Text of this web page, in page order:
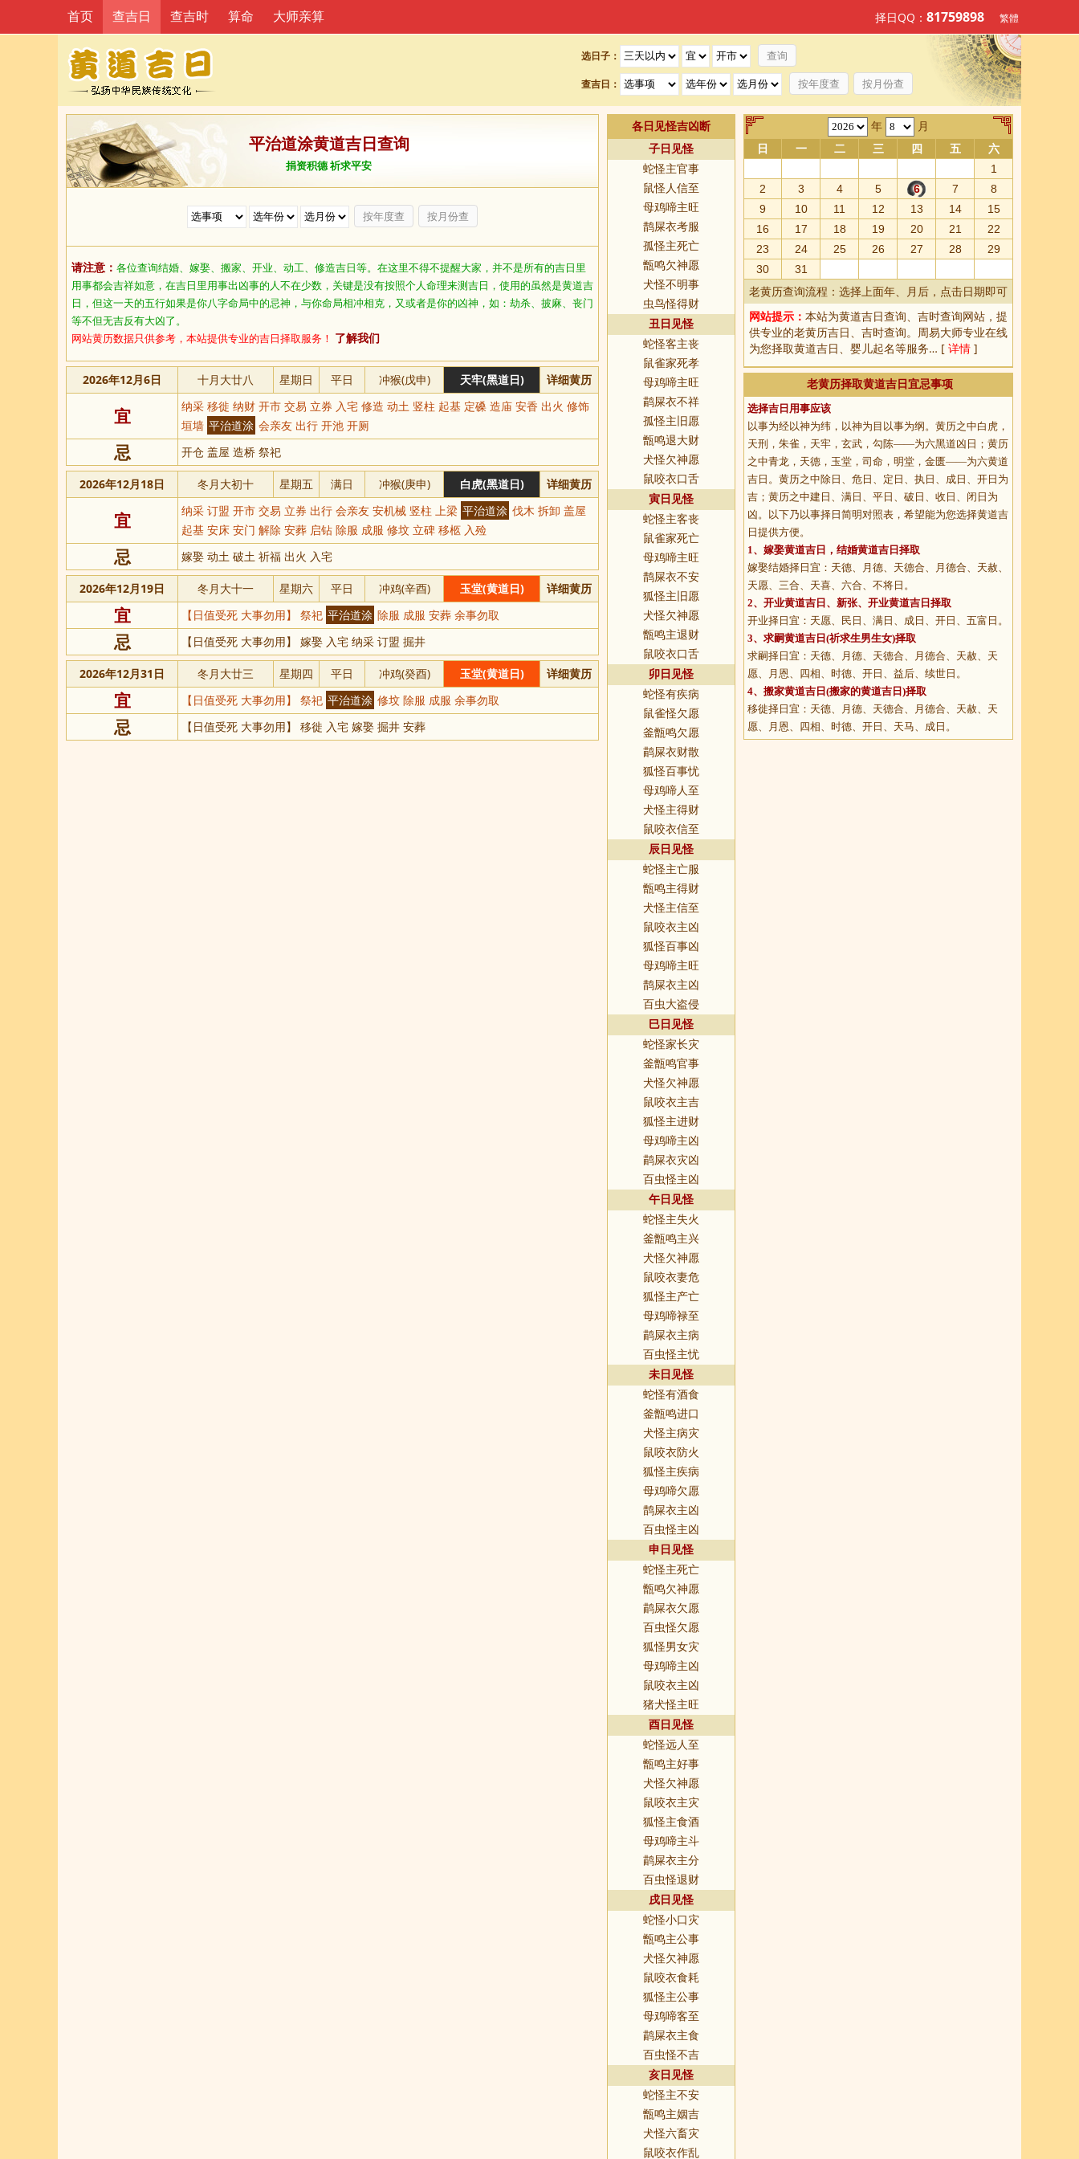
选日子：
查吉日： 按年度查 按月份查
首页 查吉日 查吉时 算命 大师亲算 择日QQ： 81759898 繁體
平治道涂黄道吉日查询
捐资积德 祈求平安
按年度查 按月份查
请注意： 各位查询结婚、嫁娶、搬家、开业、动工、修造吉日等。在这里不得不提醒大家，并不是所有的吉日里
用事都会吉祥如意，在吉日里用事出凶事的人不在少数，关键是没有按照个人命理来测吉日，使用的虽然是黄道吉
日，但这一天的五行如果是你八字命局中的忌神，与你命局相冲相克，又或者是你的凶神，如：劫杀、披麻、丧门
等不但无吉反有大凶了。
网站黄历数据只供参考，本站提供专业的吉日择取服务！ 了解我们
2026年12月6日 十月大廿八 星期日 平日 冲猴(戊申) 天牢(黑道日) 详细黄历
宜
纳采 移徙 纳财 开市 交易 立券 入宅 修造 动土 竖柱 起基 定磉 造庙 安香 出火 修饰
垣墙 平治道涂 会亲友 出行 开池 开厕
忌 开仓 盖屋 造桥 祭祀
2026年12月18日 冬月大初十 星期五 满日 冲猴(庚申) 白虎(黑道日) 详细黄历
宜 纳采 订盟 开市 交易 立券 出行 会亲友 安机械 竖柱 上梁 平治道涂 伐木 拆卸 盖屋
起基 安床 安门 解除 安葬 启钻 除服 成服 修坟 立碑 移柩 入殓
忌 嫁娶 动土 破土 祈福 出火 入宅
2026年12月19日 冬月大十一 星期六 平日 冲鸡(辛酉) 玉堂(黄道日) 详细黄历
宜 【日值受死 大事勿用】 祭祀 平治道涂 除服 成服 安葬 余事勿取
忌 【日值受死 大事勿用】 嫁娶 入宅 纳采 订盟 掘井
2026年12月31日 冬月大廿三 星期四 平日 冲鸡(癸酉) 玉堂(黄道日) 详细黄历
宜 【日值受死 大事勿用】 祭祀 平治道涂 修坟 除服 成服 余事勿取
忌 【日值受死 大事勿用】 移徙 入宅 嫁娶 掘井 安葬
各日见怪吉凶断
子日见怪
蛇怪主官事
鼠怪人信至
母鸡啼主旺
鹊屎衣考服
孤怪主死亡
甑鸣欠神愿
犬怪不明事
虫鸟怪得财
丑日见怪
蛇怪客主丧
鼠雀家死孝
母鸡啼主旺
鹋屎衣不祥
孤怪主旧愿
甑鸣退大财
犬怪欠神愿
鼠咬衣口舌
寅日见怪
蛇怪主客丧
鼠雀家死亡
母鸡啼主旺
鹊屎衣不安
狐怪主旧愿
犬怪欠神愿
甑鸣主退财
鼠咬衣口舌
卯日见怪
蛇怪有疾病
鼠雀怪欠愿
釜甑鸣欠愿
鹋屎衣财散
狐怪百事忧
母鸡啼人至
犬怪主得财
鼠咬衣信至
辰日见怪
蛇怪主亡服
甑鸣主得财
犬怪主信至
鼠咬衣主凶
狐怪百事凶
母鸡啼主旺
鹊屎衣主凶
百虫大盗侵
巳日见怪
蛇怪家长灾
釜甑鸣官事
犬怪欠神愿
鼠咬衣主吉
狐怪主进财
母鸡啼主凶
鹋屎衣灾凶
百虫怪主凶
午日见怪
蛇怪主失火
釜甑鸣主兴
犬怪欠神愿
鼠咬衣妻危
狐怪主产亡
母鸡啼禄至
鹋屎衣主病
百虫怪主忧
未日见怪
蛇怪有酒食
釜甑鸣进口
犬怪主病灾
鼠咬衣防火
狐怪主疾病
母鸡啼欠愿
鹊屎衣主凶
百虫怪主凶
申日见怪
蛇怪主死亡
甑鸣欠神愿
鹋屎衣欠愿
百虫怪欠愿
狐怪男女灾
母鸡啼主凶
鼠咬衣主凶
猪犬怪主旺
酉日见怪
蛇怪远人至
甑鸣主好事
犬怪欠神愿
鼠咬衣主灾
狐怪主食酒
母鸡啼主斗
鹋屎衣主分
百虫怪退财
戌日见怪
蛇怪小口灾
甑鸣主公事
犬怪欠神愿
鼠咬衣食耗
狐怪主公事
母鸡啼客至
鹋屎衣主食
百虫怪不吉
亥日见怪
蛇怪主不安
甑鸣主姻吉
犬怪六畜灾
鼠咬衣作乱
年 月
日 一 二 三 四 五
六
1
2
3 4 5 6 7
8
9
10 11 12 13 14
15
16
17 18 19 20 21
22
23
24 25 26 27 28
29
30
31
老黄历查询流程：选择上面年、月后，点击日期即可
网站提示： 本站为黄道吉日查询、 吉时查询网站，提
供专业的老黄历吉日、吉时查询。周易大师专业在线
为您择取黄道吉日、婴儿起名等服务… [ 详情 ]
老黄历择取黄道吉日宜忌事项
选择吉日用事应该
以事为经以神为纬，以神为目以事为纲。黄历之中白虎，
天刑，朱雀，天牢，玄武，勾陈——为六黑道凶日；黄历
之中青龙，天德，玉堂，司命，明堂，金匮——为六黄道
吉日。黄历之中除日、危日、定日、执日、成日、开日为
吉；黄历之中建日、满日、平日、破日、收日、闭日为
凶。以下乃以事择日简明对照表，希望能为您选择黄道吉
日提供方便。
1、 嫁娶黄道吉日 ，结婚黄道吉日择取
嫁娶结婚择日宜：天德、月德、天德合、月德合、天赦、
天愿、三合、天喜、六合、不将日。
2、 开业黄道吉日 、新张、开业黄道吉日择取
开业择日宜：天愿、民日、满日、成日、开日、五富日。
3、 求嗣黄道吉日 (祈求生男生女)择取
求嗣择日宜：天德、月德、天德合、月德合、天赦、天
愿、月恩、四相、时德、开日、益后、续世日。
4、 搬家黄道吉日 (搬家的黄道吉日)择取
移徙择日宜：天德、月德、天德合、月德合、天赦、天
愿、月恩、四相、时德、开日、天马、成日。